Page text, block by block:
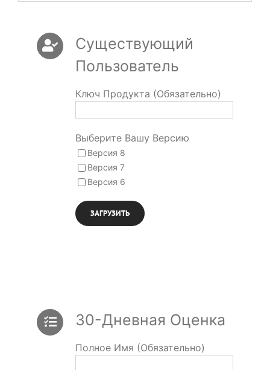
Существующий
Пользователь
Ключ Продукта (Обязательно)
Выберите Вашу Версию
Версия 8
Версия 7
Версия 6
30-Дневная Оценка
Полное Имя (Обязательно)